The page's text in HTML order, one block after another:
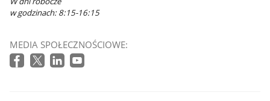
w godzinach: 8:15-16:15
MEDIA SPOŁECZNOŚCIOWE: